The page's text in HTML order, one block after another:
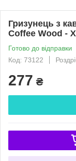
Гризунець з
Coffee Wood -
Готово до відправки
Код: 73122
277 ₴